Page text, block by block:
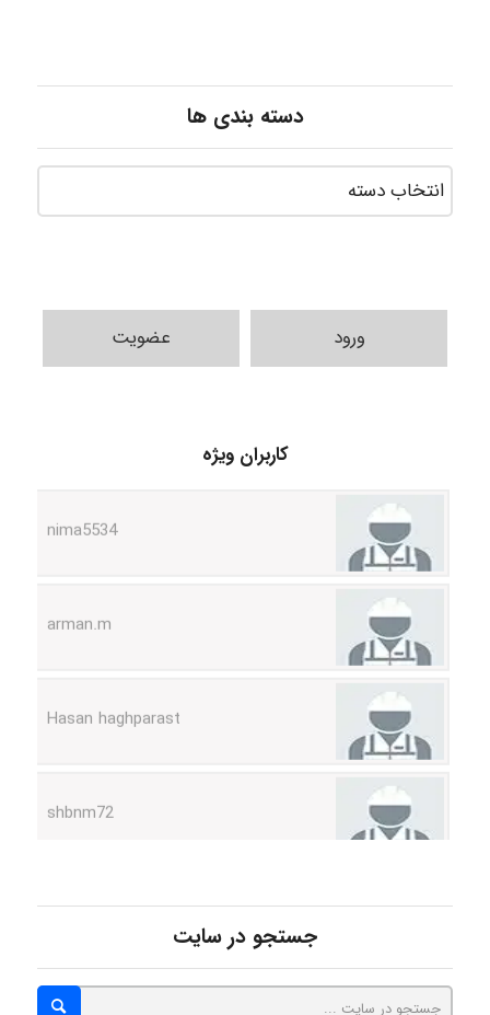
دسته بندی ها
ورود عضویت
کاربران ویژه
ABOALFZAL ZAREI
جستجو در سایت